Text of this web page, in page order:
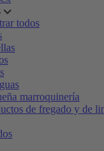
todos
marroquinería
de fregado y de